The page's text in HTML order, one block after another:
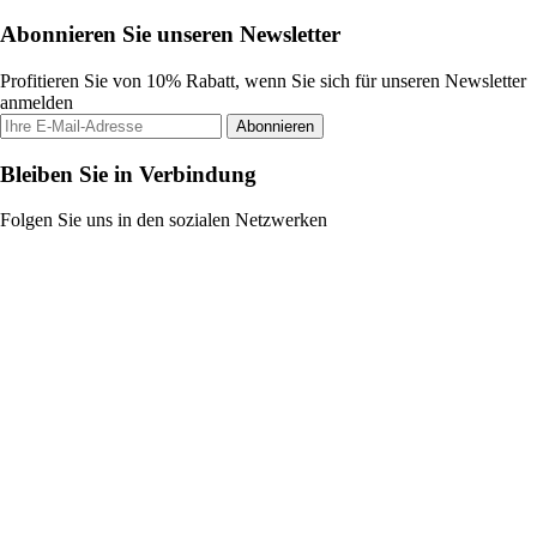
Abonnieren Sie unseren Newsletter
Profitieren Sie von 10% Rabatt, wenn Sie sich für unseren Newsletter
anmelden
Abonnieren
Bleiben Sie in Verbindung
Folgen Sie uns in den sozialen Netzwerken